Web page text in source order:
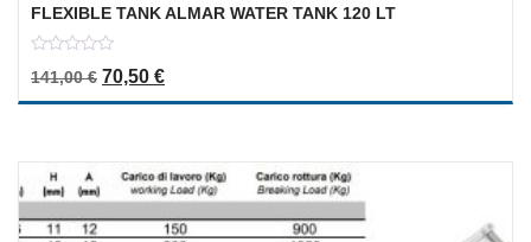
FLEXIBLE TANK ALMAR WATER TANK 120 LT
out
141,00€ Il prezzo originale era: 141,00 €.
70,50 €Il prezzo attuale è: 70,50 €.